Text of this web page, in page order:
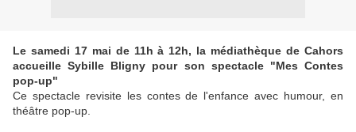
Le samedi 17 mai de 11h à 12h, la médiathèque de Cahors
accueille Sybille Bligny pour son spectacle "Mes Contes
pop-up"
Ce spectacle revisite les contes de l'enfance avec humour, en
théâtre pop-up.